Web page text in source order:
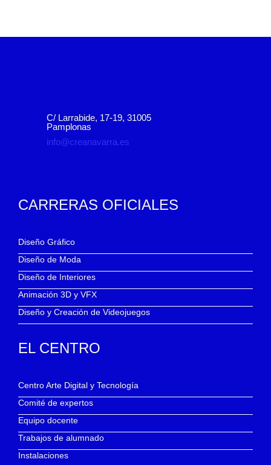
C/ Larrabide, 17-19, 31005
Pamplonas
info@creanavarra.es
CARRERAS OFICIALES
Diseño Gráfico
Diseño de Moda
Diseño de Interiores
Animación 3D y VFX
Diseño y Creación de Videojuegos
EL CENTRO
Centro Arte Digital y Tecnología
Comité de expertos
Equipo docente
Trabajos de alumnado
Instalaciones